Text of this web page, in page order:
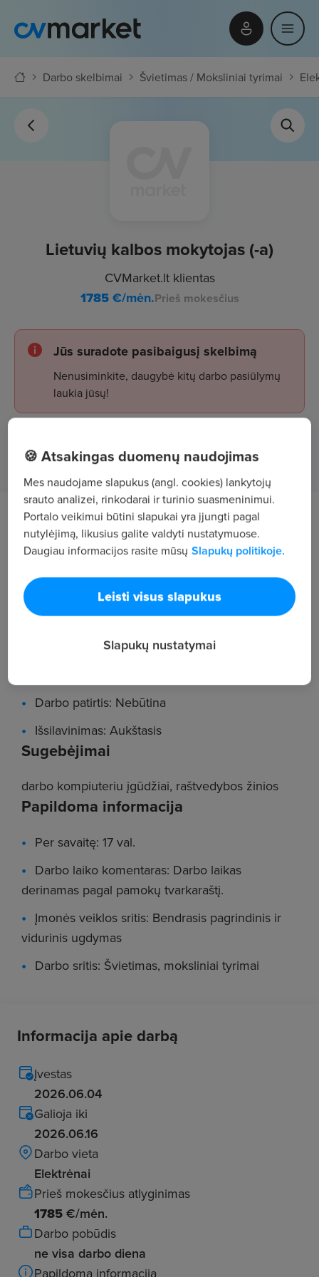
Darbo skelbimai Švietimas / Moksliniai tyrimai
Lietuvių kalbos mokytojas (-a)
CVMarket.lt klientas
1785€/mėn.Prieš mokesčius
Jūs suradote pasibaigusį skelbimą
Nenusiminkite, daugybė kitų darbo pasiūlymų
laukia jūsų!
Žiūrėti skelbimus
Darbo aprašymas
Ugdyti mokinius pagal bendrąją lietuvių kalbos
programą.
Reikalavimai
mokytojas (Pagrindinio ir vidurinio ugdymo
Darbo patirtis: Nebūtina
Išsilavinimas: Aukštasis
Sugebėjimai
darbo kompiuteriu įgūdžiai, raštvedybos žinios
Papildoma informacija
Per savaitę: 17 val.
Darbo laiko komentaras: Darbo laikas
derinamas pagal pamokų tvarkaraštį.
Įmonės veiklos sritis: Bendrasis pagrindinis ir
vidurinis ugdymas
Darbo sritis: Švietimas, moksliniai tyrimai
Informacija apie darbą
Įvestas
2026.06.04
Galioja iki
2026.06.16
Darbo vieta
Elektrėnai
Prieš mokesčius atlyginimas
1785 €/mėn.
Darbo pobūdis
ne visa darbo diena
Papildoma informacija
🍪 Atsakingas duomenų naudojimas
Mes naudojame slapukus (angl. cookies) lankytojų
srauto analizei, rinkodarai ir turinio suasmeninimui.
Portalo veikimui būtini slapukai yra įjungti pagal
nutylėjimą, likusius galite valdyti nustatymuose.
Daugiau informacijos rasite mūsų Slapukų politikoje.
Leisti visus slapukus
Slapukų nustatymai